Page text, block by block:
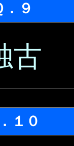
．９
古
１０